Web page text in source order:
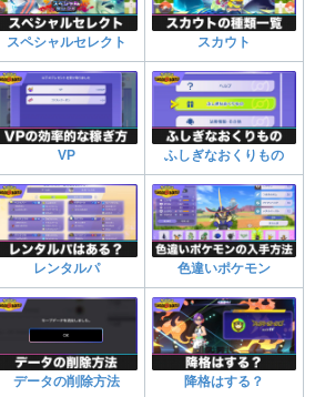
スペシャルセレクト スカウト
VP ふしぎなおくりもの
レンタルパ 色違いポケモン
データの削除方法 降格はする？